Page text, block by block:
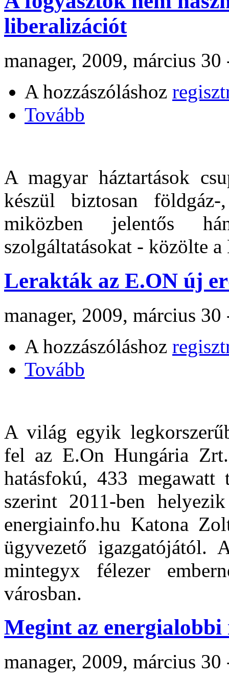
liberalizációt
manager, 2009, március 30
A hozzászóláshoz
Tovább
A magyar háztartások
készül biztosan földgáz-
miközben jelentős
szolgáltatásokat - közölte
Lerakták az E.ON új
manager, 2009, március 30
A hozzászóláshoz
Tovább
A világ egyik
fel az E.On Hungária
hatásfokú, 433 megawatt
szerint 2011-ben
energiainfo.hu Katona
ügyvezető igazgatójától.
mintegyx félezer
városban.
Megint az energialobbi
manager, 2009, március 30